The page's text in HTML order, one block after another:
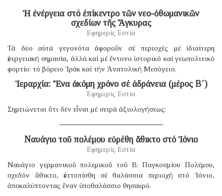
Ἡ ἐνέργεια στό ἐπίκεντρο τῶν νεο-ὀθωμανικῶν
σχεδίων τῆς Ἄγκυρας
Εφημερίς Εστία
Τά δύο αὐτά γεγονότα ἀφοροῦν σέ περιοχές μέ ἰδιαίτερη
ἐνεργειακή σημασία, ἀλλά καί μέ ἔντονο ἱστορικό καί γεωπολιτικό
φορτίο: τό βόρειο Ἰράκ καί τήν Ἀνατολική Μεσόγειο.
Ἱεραρχία: Ἕνα ἀκόμη χρόνο σέ ἀδράνεια (μέρος B΄)
Εφημερίς Εστία
Σημειώνεται ὅτι δέν εἶναι μέ σειρά ἀξιολογήσεως:
Ναυάγιο τοῦ πολέμου εὑρέθη ἄθικτο στό Ἰόνιο
Εφημερίς Εστία
Ναυάγιο γερμανικοῦ πολεμικοῦ τοῦ B; Παγκοσμίου Πολέμου,
σχεδόν ἄθικτο, ἐνετοπίσθη σέ θαλάσσια περιοχή στό Ἰόνιο,
ἀποκαλύπτοντας ἕναν ὑποθαλάσσιο θησαυρό.